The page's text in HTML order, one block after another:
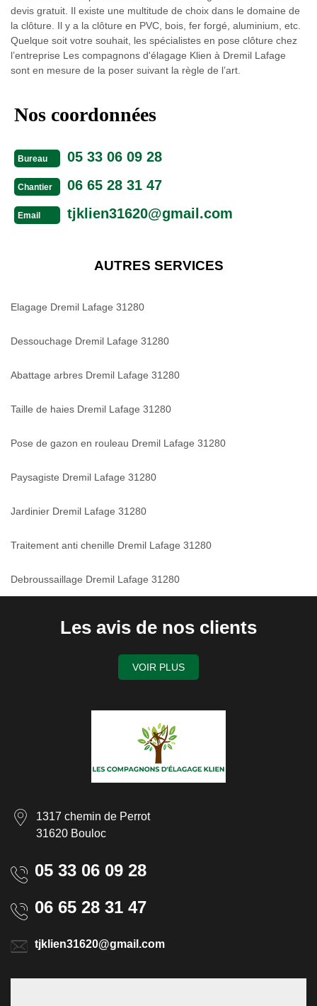
devis gratuit. Il existe une multitude de choix dans le domaine de
la clôture. Il y a la clôture en PVC, bois, fer forgé, aluminium, etc.
Quelque soit votre souhait, les spécialistes en pose clôture chez
l’entreprise Les compagnons d'élagage Klien à Dremil Lafage
sont en mesure de la poser suivant la règle de l’art.
Nos coordonnées
Bureau 05 33 06 09 28
Chantier 06 65 28 31 47
Email tjklien31620@gmail.com
AUTRES SERVICES
Elagage Dremil Lafage 31280
Dessouchage Dremil Lafage 31280
Abattage arbres Dremil Lafage 31280
Taille de haies Dremil Lafage 31280
Pose de gazon en rouleau Dremil Lafage 31280
Paysagiste Dremil Lafage 31280
Jardinier Dremil Lafage 31280
Traitement anti chenille Dremil Lafage 31280
Debroussaillage Dremil Lafage 31280
Les avis de nos clients
VOIR PLUS
1317 chemin de Perrot
31620 Bouloc
05 33 06 09 28
06 65 28 31 47
tjklien31620@gmail.com